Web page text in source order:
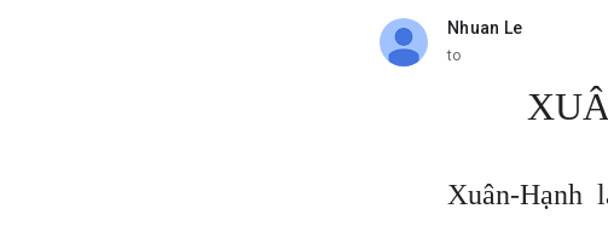
Nhuan Le
unread,
to
Xuân-Hạnh